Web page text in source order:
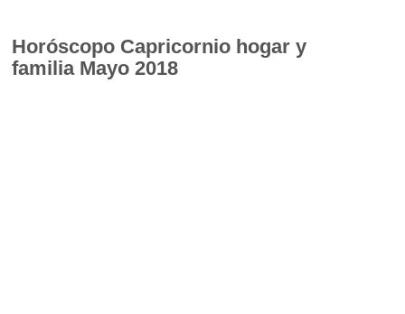
Horóscopo Capricornio hogar y
familia Mayo 2018